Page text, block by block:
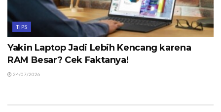
TIPS
Yakin Laptop Jadi Lebih Kencang karena
RAM Besar? Cek Faktanya!
24/07/2026